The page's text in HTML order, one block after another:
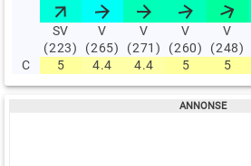
SV
(223)
V
(265)
V
(271)
V
(260)
V
(248)
C
5 4.4 4.4 5 5